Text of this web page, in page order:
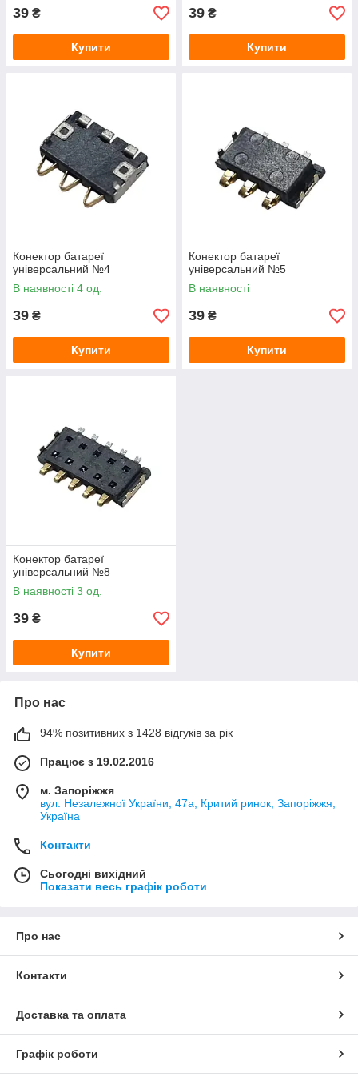
39 ₴
Купити
39 ₴
Купити
Конектор батареї
універсальний №4
В наявності 4 од.
39 ₴
Купити
Конектор батареї
універсальний №5
В наявності
39 ₴
Купити
Конектор батареї
універсальний №8
В наявності 3 од.
39 ₴
Купити
Про нас
94% позитивних з 1428 відгуків за рік
Працює з 19.02.2016
м. Запоріжжя
вул. Незалежної України, 47а, Критий ринок, Запоріжжя,
Україна
Контакти
Сьогодні вихідний
Показати весь графік роботи
Про нас
Контакти
Доставка та оплата
Графік роботи